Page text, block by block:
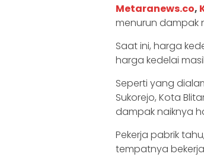
Metaranews.co,
menurun dampak
Saat ini, harga
harga kedelai
Seperti yang
Sukorejo, Kota
dampak naiknya
Pekerja pabrik
tempatnya